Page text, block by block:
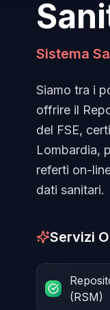
Sistema
Siamo tra i
offrire il
del FSE,
Lombardia,
referti on-
dati sanitari.
Servizi
(RSM)